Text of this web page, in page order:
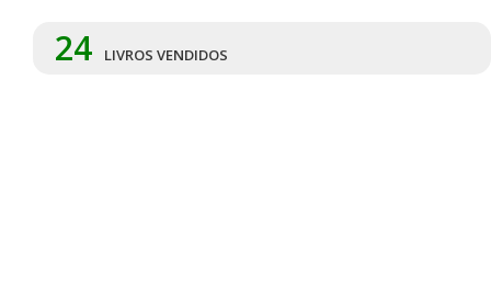
24 LIVROS VENDIDOS